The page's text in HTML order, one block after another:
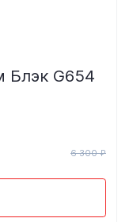
Блэк G654
6 300 ₽